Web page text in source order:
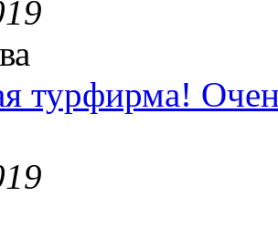
турфирма!